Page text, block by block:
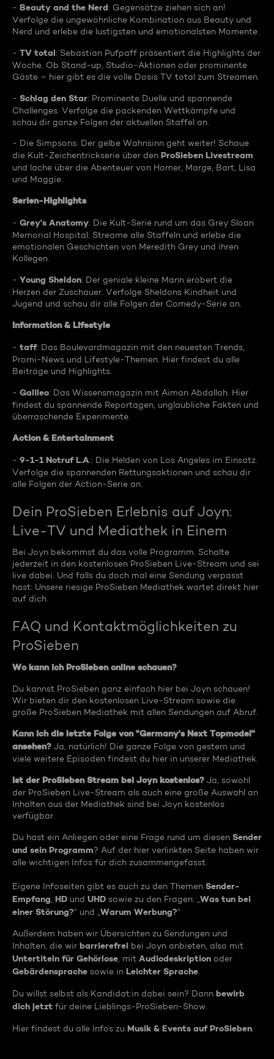
- Beauty and the Nerd: Gegensätze ziehen sich an!
Verfolge die ungewöhnliche Kombination aus Beauty und
Nerd und erlebe die lustigsten und emotionalsten Momente.
- TV total: Sebastian Pufpaff präsentiert die Highlights der
Woche. Ob Stand-up, Studio-Aktionen oder prominente
Gäste – hier gibt es die volle Dosis TV total zum Streamen.
- Schlag den Star: Prominente Duelle und spannende
Challenges. Verfolge die packenden Wettkämpfe und
schau dir ganze Folgen der aktuellen Staffel an.
- Die Simpsons: Der gelbe Wahnsinn geht weiter! Schaue
die Kult-Zeichentrickserie über den ProSieben Livestream
und lache über die Abenteuer von Homer, Marge, Bart, Lisa
und Maggie.
Serien-Highlights
- Grey's Anatomy: Die Kult-Serie rund um das Grey Sloan
Memorial Hospital. Streame alle Staffeln und erlebe die
emotionalen Geschichten von Meredith Grey und ihren
Kollegen.
- Young Sheldon: Der geniale kleine Mann erobert die
Herzen der Zuschauer. Verfolge Sheldons Kindheit und
Jugend und schau dir alle Folgen der Comedy-Serie an.
Information & Lifestyle
- taff: Das Boulevardmagazin mit den neuesten Trends,
Promi-News und Lifestyle-Themen. Hier findest du alle
Beiträge und Highlights.
- Galileo: Das Wissensmagazin mit Aiman Abdallah. Hier
findest du spannende Reportagen, unglaubliche Fakten und
überraschende Experimente.
Action & Entertainment
- 9-1-1 Notruf L.A.: Die Helden von Los Angeles im Einsatz.
Verfolge die spannenden Rettungsaktionen und schau dir
alle Folgen der Action-Serie an.
Dein ProSieben Erlebnis auf Joyn:
Live-TV und Mediathek in Einem
Bei Joyn bekommst du das volle Programm. Schalte
jederzeit in den kostenlosen ProSieben Live-Stream und sei
live dabei. Und falls du doch mal eine Sendung verpasst
hast: Unsere riesige ProSieben Mediathek wartet direkt hier
auf dich.
FAQ und Kontaktmöglichkeiten zu
ProSieben
Wo kann ich ProSieben online schauen?
Du kannst ProSieben ganz einfach hier bei Joyn schauen!
Wir bieten dir den kostenlosen Live-Stream sowie die
große ProSieben Mediathek mit allen Sendungen auf Abruf.
Kann ich die letzte Folge von "Germany's Next Topmodel"
ansehen? Ja, natürlich! Die ganze Folge von gestern und
viele weitere Episoden findest du hier in unserer Mediathek.
Ist der ProSieben Stream bei Joyn kostenlos? Ja, sowohl
der ProSieben Live-Stream als auch eine große Auswahl an
Inhalten aus der Mediathek sind bei Joyn kostenlos
verfügbar.
Du hast ein Anliegen oder eine Frage rund um diesen Sender
und sein Programm? Auf der hier verlinkten Seite haben wir
alle wichtigen Infos für dich zusammengefasst.
Eigene Infoseiten gibt es auch zu den Themen Sender-
Empfang HD und UHD sowie zu den Fragen: „ Was tun bei
einer Störung?“ und „ Warum Werbung?“
Außerdem haben wir Übersichten zu Sendungen und
Inhalten, die wir barrierefrei bei Joyn anbieten, also mit
Untertiteln für Gehörlose , mit Audiodeskription oder
Gebärdensprache sowie in Leichter Sprache
Du willst selbst als Kandidat:in dabei sein? Dann bewirb
dich jetzt für deine Lieblings-ProSieben-Show.
Hier findest du alle Infos zu Musik & Events auf ProSieben